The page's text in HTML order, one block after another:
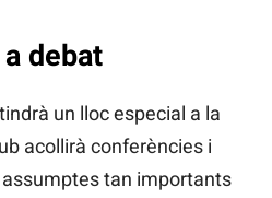
debat
un lloc especial a la
acollirà conferències i
tan importants